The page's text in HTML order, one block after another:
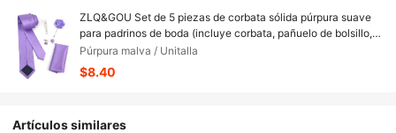
ZLQ&GOU Set de 5 piezas de corbata sólida púrpura suave
para padrinos de boda (incluye corbata, pañuelo de bolsillo,
boutonnière, clip de corbata, gemelos), accesorios
minimalistas y frescos de estilo INS para caballero,
adecuados para boda, fiesta, reunión, festival, regalo del Día
Púrpura malva / Unitalla
$8.40
Artículos similares